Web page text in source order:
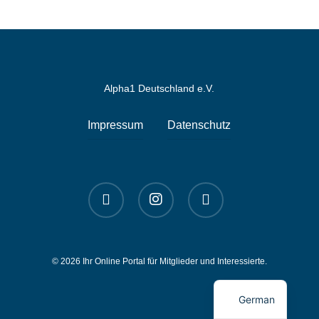
Alpha1 Deutschland e.V.
Impressum Datenschutz
linkedin instagram spotify
© 2026 Ihr Online Portal für Mitglieder und Interessierte.
German